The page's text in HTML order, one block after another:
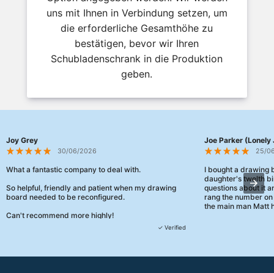
uns mit Ihnen in Verbindung setzen, um
die erforderliche Gesamthöhe zu
bestätigen, bevor wir Ihren
Schubladenschrank in die Produktion
geben.
Joy Grey
30/06/2026
What a fantastic company to deal with.
So helpful, friendly and patient when my drawing
board needed to be reconfigured.
Can't recommend more highly!
✓ Verified
Joe Parker (Lonely
25/
I bought a drawing
daughter's twelth
questions about it
rang the number
the main man Matt